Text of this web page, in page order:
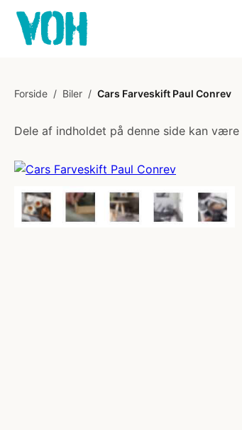
Forside / Biler / Cars Farveskift Paul Conrev
Dele af indholdet på denne side kan